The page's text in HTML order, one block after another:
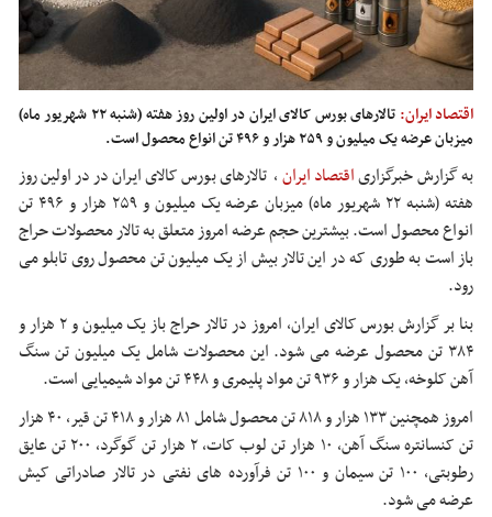
اقتصاد ایران:
تالارهای بورس کالای ایران در اولین روز هفته (شنبه ۲۲ شهریور ماه)
میزبان عرضه یک میلیون و ۲۵۹ هزار و ۴۹۶ تن انواع محصول است.
به گزارش خبرگزاریاقتصاد ایران، تالارهای بورس کالای ایران در در اولین روز
هفته (شنبه ۲۲ شهریور ماه) میزبان عرضه یک میلیون و ۲۵۹ هزار و ۴۹۶ تن
انواع محصول است. بیشترین حجم عرضه امروز متعلق به تالار محصولات حراج
باز است به طوری که در این تالار بیش از یک میلیون تن محصول روی تابلو می
رود.
بنا بر گزارش بورس کالای ایران، امروز در تالار حراج باز یک میلیون و ۲ هزار و
۳۸۴ تن محصول عرضه می شود. این محصولات شامل یک میلیون تن سنگ
آهن کلوخه، یک هزار و ۹۳۶ تن مواد پلیمری و ۴۴۸ تن مواد شیمیایی است.
امروز همچنین ۱۳۳ هزار و ۸۱۸ تن محصول شامل ۸۱ هزار و ۴۱۸ تن قیر، ۴۰ هزار
تن کنسانتره سنگ آهن، ۱۰ هزار تن لوب کات، ۲ هزار تن گوگرد، ۲۰۰ تن عایق
رطوبتی، ۱۰۰ تن سیمان و ۱۰۰ تن فرآورده های نفتی در تالار صادراتی کیش
عرضه می شود.